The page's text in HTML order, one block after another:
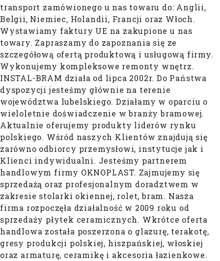
transport zamówionego u nas towaru do: Anglii,
Belgii, Niemiec, Holandii, Francji oraz Włoch.
Wystawiamy faktury UE na zakupione u nas
towary. Zapraszamy do zapoznania się ze
szczegółową ofertą produktową i usługową firmy.
Wykonujemy kompleksowe remonty wnętrz.
INSTAL-BRAM działa od lipca 2002r. Do Państwa
dyspozycji jesteśmy głównie na terenie
województwa lubelskiego. Działamy w oparciu o
wieloletnie doświadczenie w branży bramowej.
Aktualnie oferujemy produkty liderów rynku
polskiego. Wśród naszych Klientów znajdują się
zarówno odbiorcy przemysłowi, instytucje jak i
Klienci indywidualni. Jesteśmy partnerem
handlowym firmy OKNOPLAST. Zajmujemy się
sprzedażą oraz profesjonalnym doradztwem w
zakresie stolarki okiennej, rolet, bram. Nasza
firma rozpoczęła działalność w 2009 roku od
sprzedaży płytek ceramicznych. Wkrótce oferta
handlowa została poszerzona o glazurę, terakotę,
gresy produkcji polskiej, hiszpańskiej, włoskiej
oraz armaturę, ceramikę i akcesoria łazienkowe.